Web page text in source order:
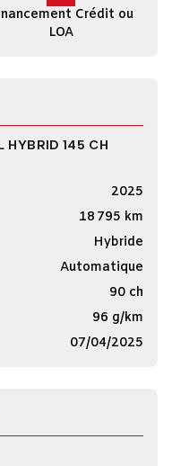
Crédit ou
LOA
HYBRID 145 CH
2025
18 795 km
Hybride
Automatique
90 ch
96 g/km
07/04/2025